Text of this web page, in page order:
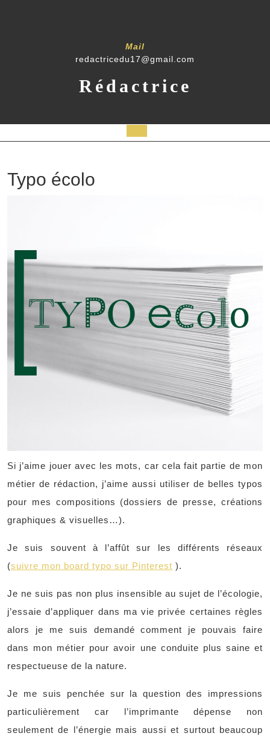
Mail
redactricedu17@gmail.com
Rédactrice
Typo écolo
Si j’aime jouer avec les mots, car cela fait partie de mon
métier de rédaction, j’aime aussi utiliser de belles typos
pour mes compositions (dossiers de presse, créations
graphiques & visuelles…).
Je suis souvent à l’affût sur les différents réseaux
(suivre mon board typo sur Pinterest ).
Je ne suis pas non plus insensible au sujet de l’écologie,
j’essaie d’appliquer dans ma vie privée certaines règles
alors je me suis demandé comment je pouvais faire
dans mon métier pour avoir une conduite plus saine et
respectueuse de la nature.
Je me suis penchée sur la question des impressions
particulièrement car l’imprimante dépense non
seulement de l’énergie mais aussi et surtout beaucoup